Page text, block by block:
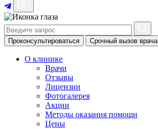
Проконсультироваться Срочный вызов врача
О клинике
Врачи
Отзывы
Лицензии
Фотогалерея
Акции
Методы оказания помощи
Цены